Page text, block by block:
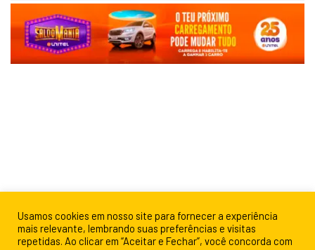
Usamos cookies em nosso site para fornecer a experiência
mais relevante, lembrando suas preferências e visitas
repetidas. Ao clicar em “Aceitar e Fechar”, você concorda com